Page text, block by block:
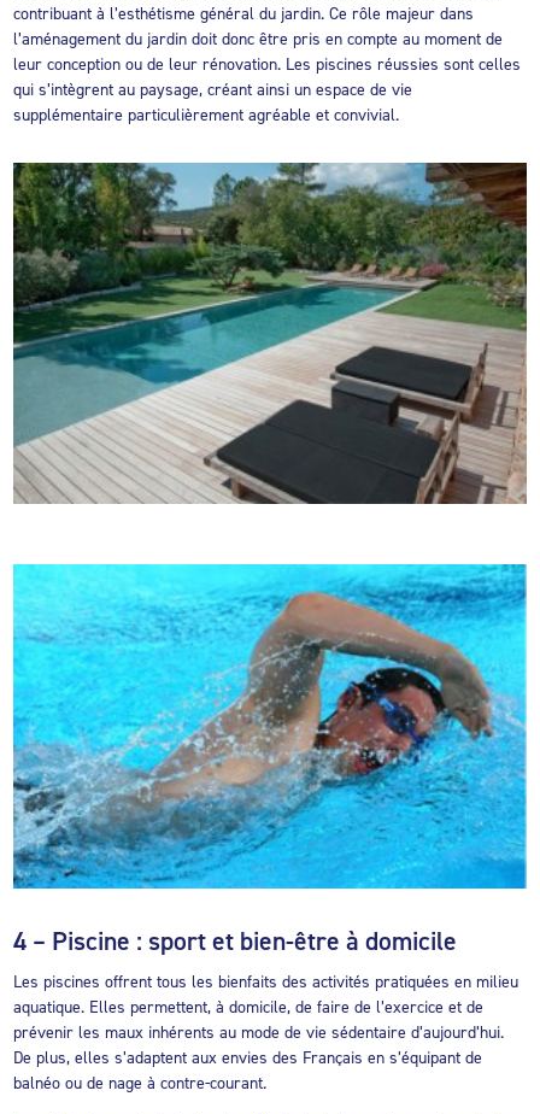
contribuant à l’esthétisme général du jardin. Ce rôle majeur dans
l’aménagement du jardin doit donc être pris en compte au moment de
leur conception ou de leur rénovation. Les piscines réussies sont celles
qui s’intègrent au paysage, créant ainsi un espace de vie
supplémentaire particulièrement agréable et convivial.
4 – Piscine : sport et bien-être à domicile
Les piscines offrent tous les bienfaits des activités pratiquées en milieu
aquatique. Elles permettent, à domicile, de faire de l’exercice et de
prévenir les maux inhérents au mode de vie sédentaire d’aujourd’hui.
De plus, elles s’adaptent aux envies des Français en s’équipant de
balnéo ou de nage à contre-courant.